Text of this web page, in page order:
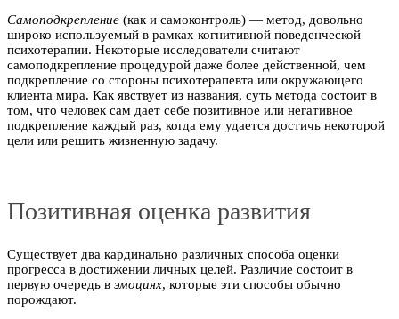
Самоподкрепление (как и самоконтроль) — метод, довольно
широко используемый в рамках когнитивной поведенческой
психотерапии. Некоторые исследователи считают
самоподкрепление процедурой даже более действенной, чем
подкрепление со стороны психотерапевта или окружающего
клиента мира. Как явствует из названия, суть метода состоит в
том, что человек сам дает себе позитивное или негативное
подкрепление каждый раз, когда ему удается достичь некоторой
цели или решить жизненную задачу.
Позитивная оценка развития
Существует два кардинально различных способа оценки
прогресса в достижении личных целей. Различие состоит в
первую очередь в эмоциях, которые эти способы обычно
порождают.